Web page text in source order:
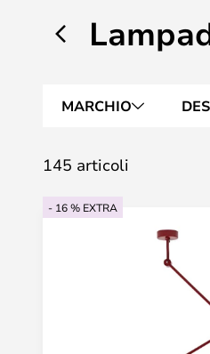
MARCHIO
145 articoli
- 16 % EXTRA